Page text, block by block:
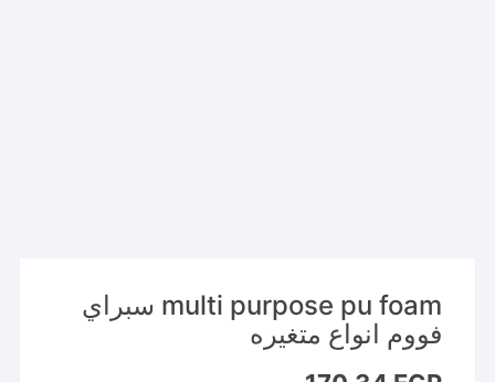
multi purpose pu foam سبراي
فووم انواع متغيره